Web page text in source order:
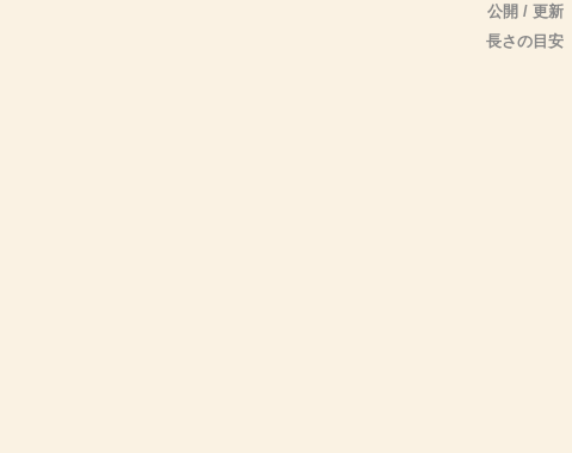
公開 / 更新
長さの目安